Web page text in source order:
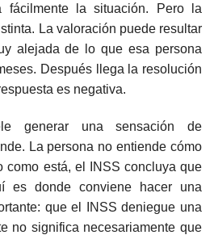
fácilmente la situación. Pero la
La valoración puede resultar
alejada de lo que esa persona
Después llega la resolución
es negativa.
generar una sensación de
La persona no entiende cómo
como está, el INSS concluya que
es donde conviene hacer una
que el INSS deniegue una
no significa necesariamente que